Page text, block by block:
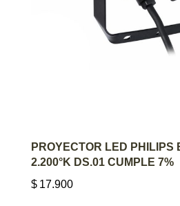
AGREGAR AL
PROYECTOR LED PHILIPS
2.200°K DS.01 CUMPLE 7%
$ 17.900